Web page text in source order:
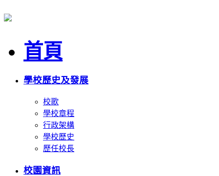
首頁
學校歷史及發展
校歌
學校章程
行政架構
學校歷史
歷任校長
校園資訊